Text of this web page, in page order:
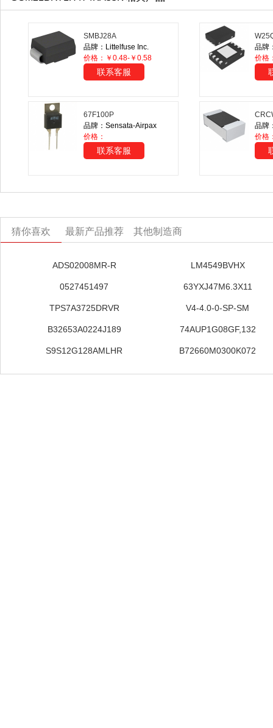
SMBJ28A
品牌：Littelfuse Inc.
价格：￥0.48-￥0.58
联系客服
品牌
价格
67F100P
品牌：Sensata-Airpax
价格：
联系客服
品牌
价格
猜你喜欢 最新产品推荐 其他制造商
ADS02008MR-R LM4549BVHX
0527451497 63YXJ47M6.3X11
TPS7A3725DRVR V4-4.0-0-SP-SM
B32653A0224J189 74AUP1G08GF,132
S9S12G128AMLHR B72660M0300K072